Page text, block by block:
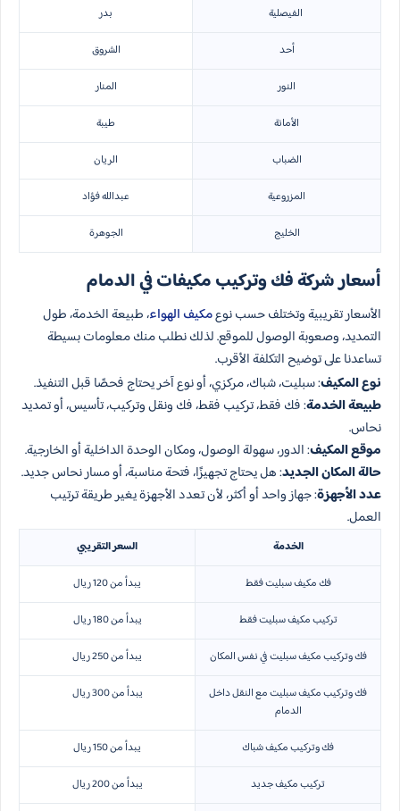
الفيصلية
بدر
أحد
الشروق
النور
المنار
الأمانة
طيبة
الضباب
الريان
المزروعية
عبدالله فؤاد
الخليج
الجوهرة
أسعار شركة فك وتركيب مكيفات في الدمام
الأسعار تقريبية وتختلف حسب نوعمكيف الهواء، طبيعة الخدمة، طول
التمديد، وصعوبة الوصول للموقع. لذلك نطلب منك معلومات بسيطة
تساعدنا على توضيح التكلفة الأقرب.
نوع المكيف: سبليت، شباك، مركزي، أو نوع آخر يحتاج فحصًا قبل التنفيذ.
طبيعة الخدمة: فك فقط، تركيب فقط، فك ونقل وتركيب، تأسيس، أو تمديد
نحاس.
موقع المكيف: الدور، سهولة الوصول، ومكان الوحدة الداخلية أو الخارجية.
حالة المكان الجديد: هل يحتاج تجهيزًا، فتحة مناسبة، أو مسار نحاس جديد.
عدد الأجهزة: جهاز واحد أو أكثر، لأن تعدد الأجهزة يغير طريقة ترتيب
العمل.
الخدمة
السعر التقريبي
فك مكيف سبليت فقط
يبدأ من 120 ريال
تركيب مكيف سبليت فقط
يبدأ من 180 ريال
فك وتركيب مكيف سبليت في نفس المكان
يبدأ من 250 ريال
فك وتركيب مكيف سبليت مع النقل داخل
الدمام
يبدأ من 300 ريال
فك وتركيب مكيف شباك
يبدأ من 150 ريال
تركيب مكيف جديد
يبدأ من 200 ريال